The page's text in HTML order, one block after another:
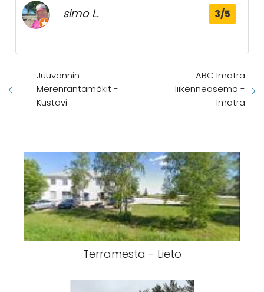
simo L. 3/5
Juuvannin
Merenrantamökit -
Kustavi
ABC Imatra
liikenneasema -
Imatra
Terramesta - Lieto